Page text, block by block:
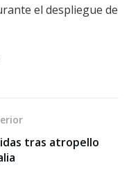
el despliegue de
tras atropello